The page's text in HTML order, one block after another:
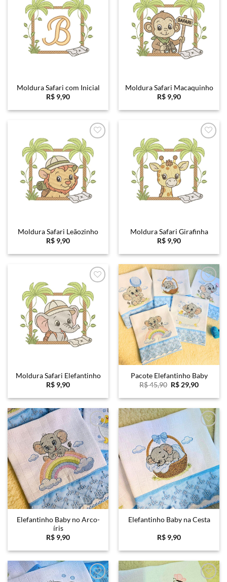
Moldura Safari com Inicial
R$ 9,90
Moldura Safari Macaquinho
R$ 9,90
Favoritar
Moldura Safari Leãozinho
R$ 9,90
Favoritar
Moldura Safari Girafinha
R$ 9,90
Favoritar
Moldura Safari Elefantinho
R$ 9,90
Favoritar
Pacote Elefantinho Baby
R$45,90 O
original
R$ 45,90.
R$29,90O
atual
R$
Favoritar
Elefantinho Baby no Arco-
íris
R$ 9,90
Favoritar
Elefantinho Baby na Cesta
R$ 9,90